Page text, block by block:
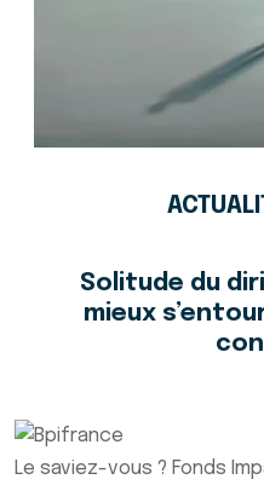
Solitude du
mieux
Le saviez-vous ? Fonds